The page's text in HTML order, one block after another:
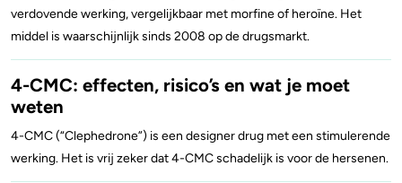
verdovende werking, vergelijkbaar met morfine of heroïne. Het
middel is waarschijnlijk sinds 2008 op de drugsmarkt.
4-CMC: effecten, risico’s en wat je moet
weten
4-CMC (“Clephedrone”) is een designer drug met een stimulerende
werking. Het is vrij zeker dat 4-CMC schadelijk is voor de hersenen.